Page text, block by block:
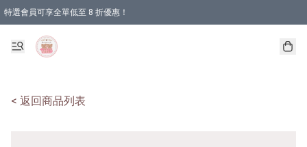
特選會員可享全單低至 8 折優惠！
< 返回商品列表